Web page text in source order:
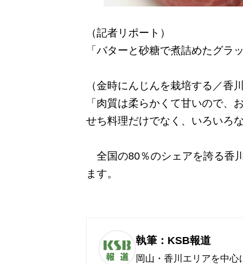
（記者リポート）
「バターと砂糖で煮詰めたグラ
（金時にんじんを栽培する／香
「肉質は柔らかくて甘いので、
せち料理だけでなく、いろいろ
全国の80％のシェアを誇る香
ます。
執筆：KSB報道
岡山・香川エリアを中心